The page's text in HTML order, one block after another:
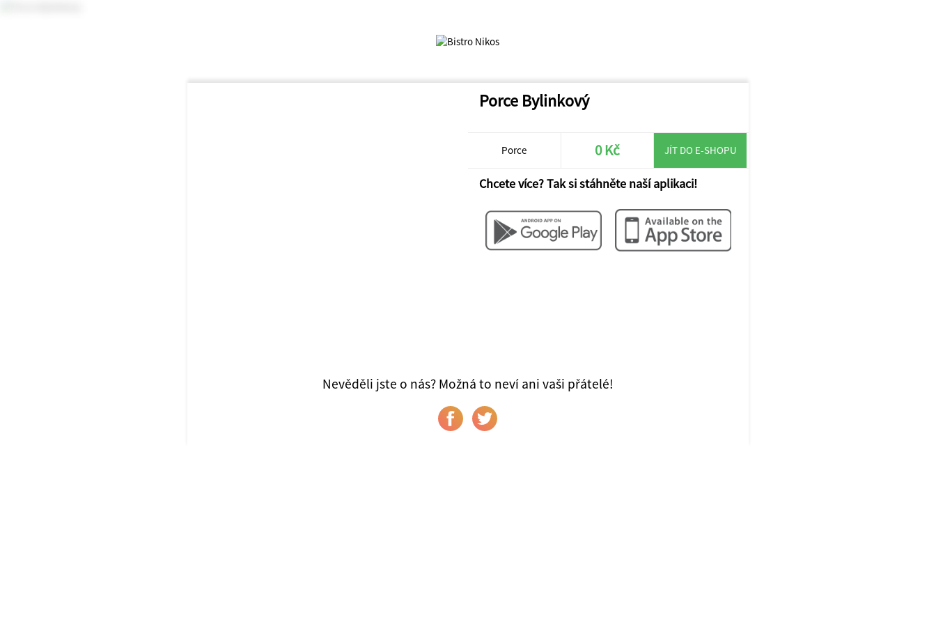
Porce Bylinkový
Porce 0 Kč JÍT DO E-SHOPU
Chcete více? Tak si stáhněte naší aplikaci!
Nevěděli jste o nás? Možná to neví ani vaši přátelé!